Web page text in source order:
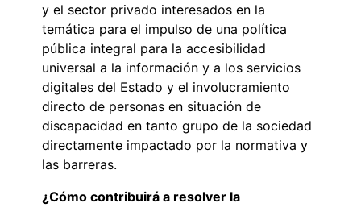
y el sector privado interesados en la
temática para el impulso de una política
pública integral para la accesibilidad
universal a la información y a los servicios
digitales del Estado y el involucramiento
directo de personas en situación de
discapacidad en tanto grupo de la sociedad
directamente impactado por la normativa y
las barreras.
¿Cómo contribuirá a resolver la